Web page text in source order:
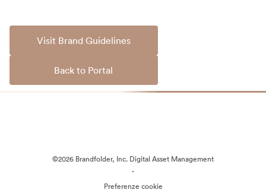
Visit Brand Guidelines
Back to Portal
©2026 Brandfolder, Inc. Digital Asset Management
·
Preferenze cookie